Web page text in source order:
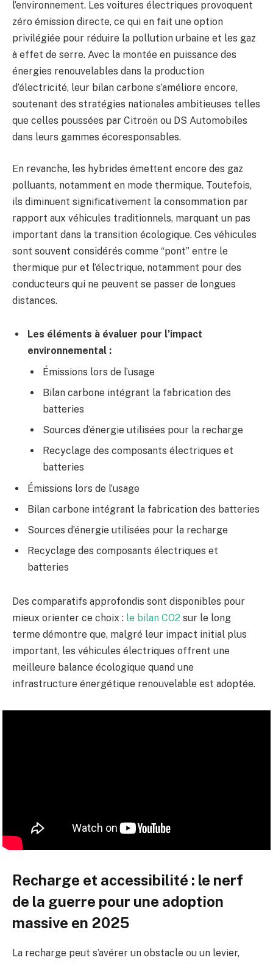
l’environnement. Les voitures électriques provoquent
zéro émission directe, ce qui en fait une option
privilégiée pour réduire la pollution urbaine et les gaz
à effet de serre. Avec la montée en puissance des
énergies renouvelables dans la production
d’électricité, leur bilan carbone s’améliore encore,
soutenant des stratégies nationales ambitieuses telles
que celles poussées par Citroën ou DS Automobiles
dans leurs gammes écoresponsables.
En revanche, les hybrides émettent encore des gaz
polluants, notamment en mode thermique. Toutefois,
ils diminuent significativement la consommation par
rapport aux véhicules traditionnels, marquant un pas
important dans la transition écologique. Ces véhicules
sont souvent considérés comme “pont” entre le
thermique pur et l’électrique, notamment pour des
conducteurs qui ne peuvent se passer de longues
distances.
Les éléments à évaluer pour l’impact
environnemental :
Émissions lors de l’usage
Bilan carbone intégrant la fabrication des
batteries
Sources d’énergie utilisées pour la recharge
Recyclage des composants électriques et
batteries
Émissions lors de l’usage
Bilan carbone intégrant la fabrication des batteries
Sources d’énergie utilisées pour la recharge
Recyclage des composants électriques et
batteries
Des comparatifs approfondis sont disponibles pour
mieux orienter ce choix : le bilan CO2 sur le long
terme démontre que, malgré leur impact initial plus
important, les véhicules électriques offrent une
meilleure balance écologique quand une
infrastructure énergétique renouvelable est adoptée.
Recharge et accessibilité : le nerf
de la guerre pour une adoption
massive en 2025
La recharge peut s’avérer un obstacle ou un levier,